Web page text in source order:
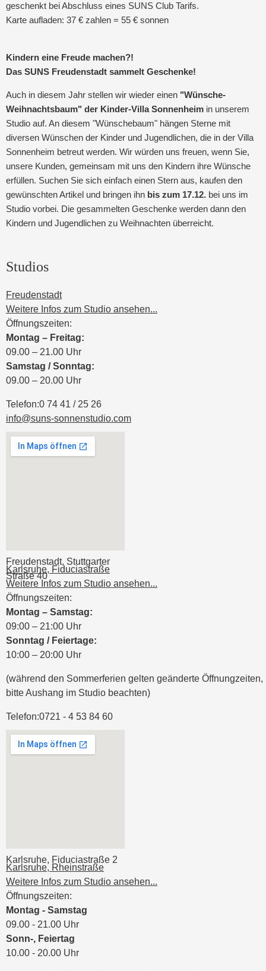
geschenkt bei Abschluss eines SUNS Club Tarifs.
Karte aufladen: 37 € zahlen = 55 € sonnen
Kindern eine Freude machen?!
Das SUNS Freudenstadt sammelt Geschenke!
Auch in diesem Jahr stellen wir wieder einen "Wünsche-
Weihnachtsbaum" der Kinder-Villa Sonnenheim in unserem
Studio auf. An diesem "Wünschebaum" hängen Sterne mit
diversen Wünschen der Kinder und Jugendlichen, die in der Villa
Sonnenheim betreut werden. Wir würden uns freuen, wenn Sie,
unsere Kunden, gemeinsam mit uns den Kindern ihre Wünsche
erfüllen. Suchen Sie sich einfach einen Stern aus, kaufen den
gewünschten Artikel und bringen ihn bis zum 17.12. bei uns im
Studio vorbei. Die gesammelten Geschenke werden dann den
Kindern und Jugendlichen zu Weihnachten überreicht.
Studios
Freudenstadt
Weitere Infos zum Studio ansehen...
Öffnungszeiten:
Montag – Freitag:
09.00 – 21.00 Uhr
Samstag / Sonntag:
09.00 – 20.00 Uhr
Telefon:0 74 41 / 25 26
info@suns-sonnenstudio.com
Freudenstadt, Stuttgarter
Straße 40
Karlsruhe, Fiduciastraße
Weitere Infos zum Studio ansehen...
Öffnungszeiten:
Montag – Samstag:
09:00 – 21:00 Uhr
Sonntag / Feiertage:
10:00 – 20:00 Uhr
(während den Sommerferien gelten geänderte Öffnungzeiten,
bitte Aushang im Studio beachten)
Telefon:0721 - 4 53 84 60
Karlsruhe, Fiduciastraße 2
Karlsruhe, Rheinstraße
Weitere Infos zum Studio ansehen...
Öffnungszeiten:
Montag - Samstag
09.00 - 21.00 Uhr
Sonn-, Feiertag
10.00 - 20.00 Uhr